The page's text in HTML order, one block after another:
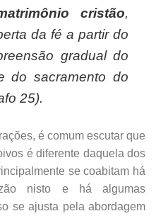
cristão,
da fé a partir do
gradual do
do sacramento do
25).
é comum escutar que
é diferente daquela dos
se coabitam há
nisto e há algumas
se ajusta pela abordagem